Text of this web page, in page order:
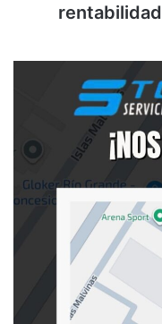
rentabilidad